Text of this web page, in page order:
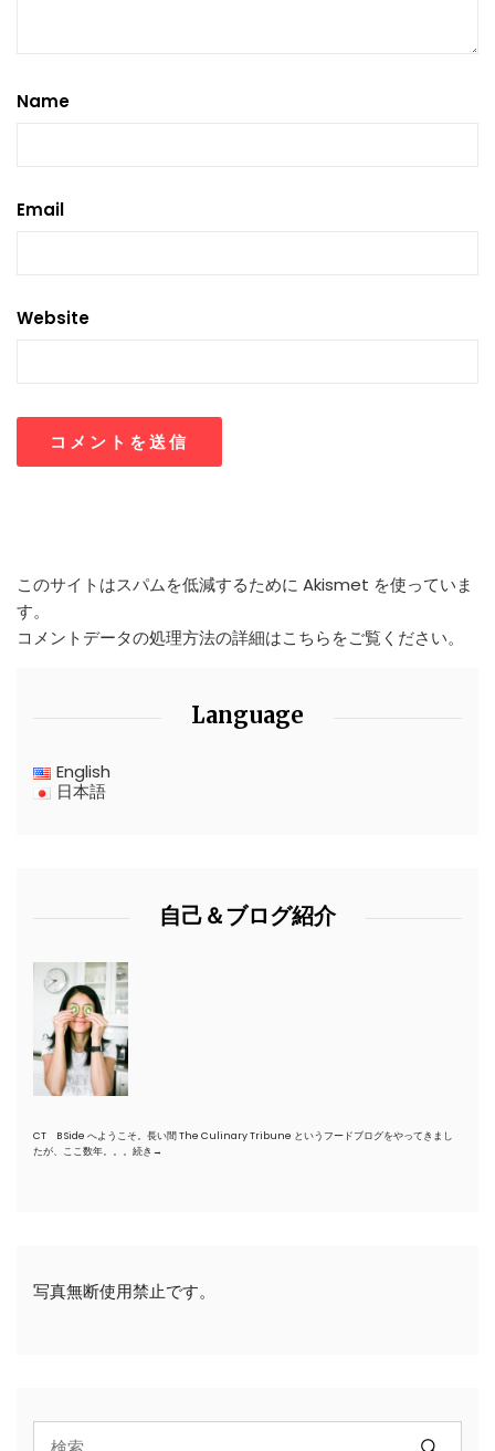
Name
Email
Website
このサイトはスパムを低減するために Akismet を使っていま
す。
コメントデータの処理方法の詳細はこちらをご覧ください。
Language
English
日本語
自己＆ブログ紹介
CT B Side へようこそ。長い間 The Culinary Tribune というフードブログをやってきまし
たが、ここ数年。。。 続き→
写真無断使用禁止です。